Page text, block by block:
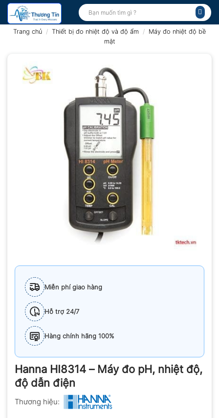
Bỏ
qua
Tìm
kiếm:
Trang chủ / Thiết bị đo nhiệt độ và độ ẩm /
Máy đo nhiệt độ bề
mặt
Miễn phí giao hàng
Hỗ trợ 24/7
Hàng chính hãng 100%
Hanna HI8314 – Máy đo pH, nhiệt độ,
độ dẫn điện
Thương hiệu: